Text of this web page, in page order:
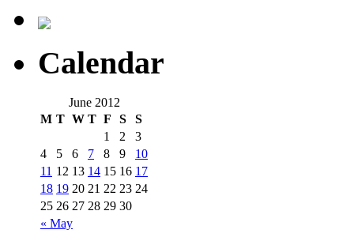
Calendar
June 2012
M T W T F S S
« May
1 2
3
4
5 6 7 8 9
10
11 12 13 14 15 16 17
18 19 20 21 22 23 24
25 26 27 28 29 30